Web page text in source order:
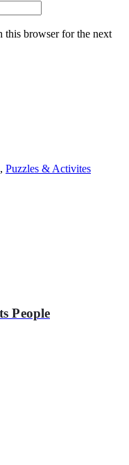
this browser for the next
, Puzzles & Activites
People